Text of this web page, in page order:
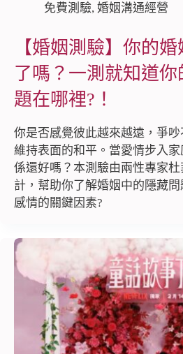
免費測驗, 婚姻溝通經營
【婚姻測驗】你的
了嗎？一測就知道你
題在哪裡?！
你是否感覺彼此越來越遠，爭
維持表面的和平。當愛情步入家
係還好嗎？本測驗由兩性專家
計，幫助你了解婚姻中的隱藏
感情的關鍵因素?